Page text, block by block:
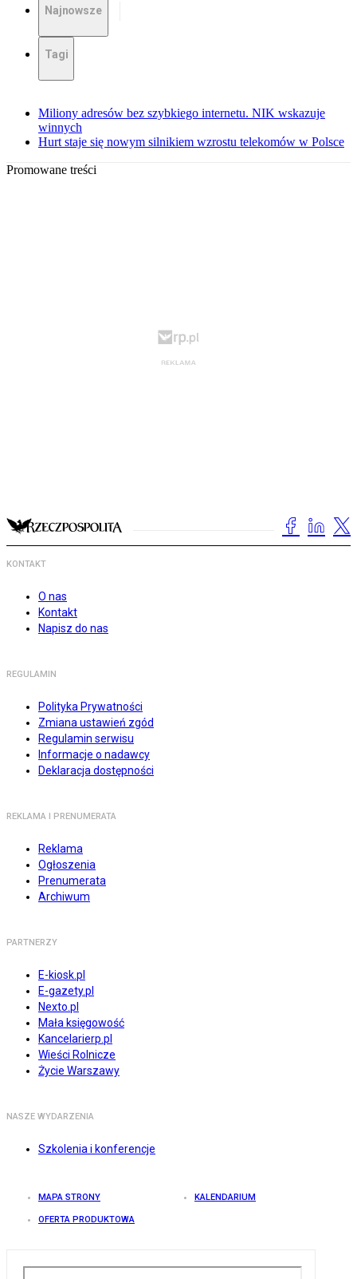
Najnowsze
Tagi
Miliony adresów bez szybkiego internetu. NIK wskazuje
winnych
Hurt staje się nowym silnikiem wzrostu telekomów w Polsce
Promowane treści
KONTAKT
O nas
Kontakt
Napisz do nas
REGULAMIN
Polityka Prywatności
Zmiana ustawień zgód
Regulamin serwisu
Informacje o nadawcy
Deklaracja dostępności
REKLAMA I PRENUMERATA
Reklama
Ogłoszenia
Prenumerata
Archiwum
PARTNERZY
E-kiosk.pl
E-gazety.pl
Nexto.pl
Mała księgowość
Kancelarierp.pl
Wieści Rolnicze
Życie Warszawy
NASZE WYDARZENIA
Szkolenia i konferencje
MAPA STRONY KALENDARIUM
OFERTA PRODUKTOWA